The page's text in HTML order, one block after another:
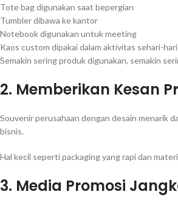
Tote bag digunakan saat bepergian
Tumbler dibawa ke kantor
Notebook digunakan untuk meeting
Kaos custom dipakai dalam aktivitas sehari-hari
Semakin sering produk digunakan, semakin
2. Memberikan Kesan
Souvenir perusahaan dengan desain menarik
bisnis.
Hal kecil seperti packaging yang rapi dan
3. Media Promosi